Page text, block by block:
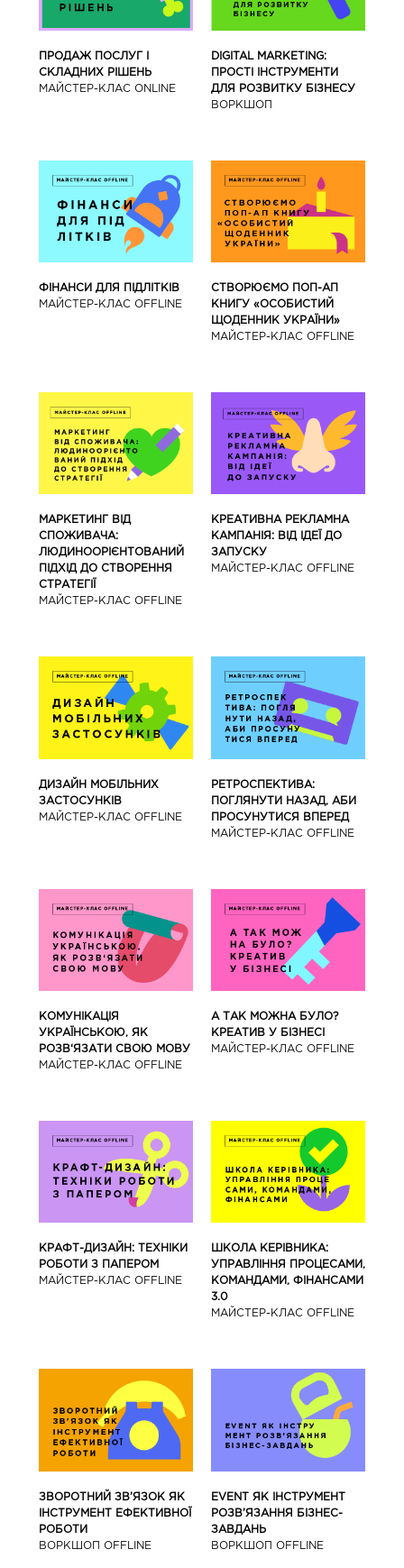
ПРОДАЖ ПОСЛУГ І
СКЛАДНИХ РІШЕНЬ
МАЙСТЕР-КЛАС ONLINE
DIGITAL MARKETING:
ПРОСТІ ІНСТРУМЕНТИ
ДЛЯ РОЗВИТКУ БІЗНЕСУ
ВОРКШОП
ФІНАНСИ ДЛЯ ПІДЛІТКІВ
МАЙCТЕР-КЛАС OFFLINE
СТВОРЮЄМО ПОП-АП
КНИГУ «ОСОБИСТИЙ
ЩОДЕННИК УКРАЇНИ»
МАЙCТЕР-КЛАС OFFLINE
МАРКЕТИНГ ВІД
СПОЖИВАЧА:
ЛЮДИНООРІЄНТОВАНИЙ
ПІДХІД ДО СТВОРЕННЯ
СТРАТЕГІЇ
МАЙCТЕР-КЛАС OFFLINE
КРЕАТИВНА РЕКЛАМНА
КАМПАНІЯ: ВІД ІДЕЇ ДО
ЗАПУСКУ
МАЙCТЕР-КЛАС OFFLINE
ДИЗАЙН МОБІЛЬНИХ
ЗАСТОСУНКІВ
МАЙCТЕР-КЛАС OFFLINE
РЕТРОСПЕКТИВА:
ПОГЛЯНУТИ НАЗАД, АБИ
ПРОСУНУТИСЯ ВПЕРЕД
МАЙCТЕР-КЛАС OFFLINE
КОМУНІКАЦІЯ
УКРАЇНСЬКОЮ, ЯК
РОЗВ‘ЯЗАТИ СВОЮ МОВУ
МАЙCТЕР-КЛАС OFFLINE
А ТАК МОЖНА БУЛО?
КРЕАТИВ У БІЗНЕСІ
МАЙCТЕР-КЛАС OFFLINE
КРАФТ-ДИЗАЙН: ТЕХНІКИ
РОБОТИ З ПАПЕРОМ
МАЙCТЕР-КЛАС OFFLINE
ШКОЛА КЕРІВНИКА:
УПРАВЛІННЯ ПРОЦЕСАМИ,
КОМАНДАМИ, ФІНАНСАМИ
3.0
МАЙCТЕР-КЛАС OFFLINE
ЗВОРОТНИЙ ЗВ’ЯЗОК ЯК
ІНСТРУМЕНТ ЕФЕКТИВНОЇ
РОБОТИ
ВОРКШОП OFFLINE
EVENT ЯК ІНСТРУМЕНТ
РОЗВ’ЯЗАННЯ БІЗНЕС-
ЗАВДАНЬ
ВОРКШОП OFFLINE